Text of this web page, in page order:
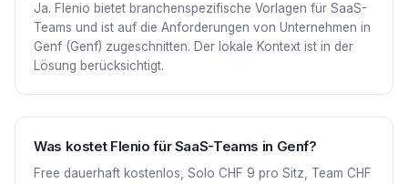
Ja. Flenio bietet branchenspezifische Vorlagen für SaaS-
Teams und ist auf die Anforderungen von Unternehmen in
Genf (Genf) zugeschnitten. Der lokale Kontext ist in der
Lösung berücksichtigt.
Was kostet Flenio für SaaS-Teams in Genf?
Free dauerhaft kostenlos, Solo CHF 9 pro Sitz, Team CHF